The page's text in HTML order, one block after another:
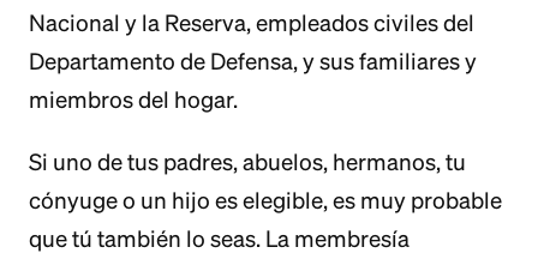
Nacional y la Reserva, empleados civiles del
Departamento de Defensa, y sus familiares y
miembros del hogar.
Si uno de tus padres, abuelos, hermanos, tu
cónyuge o un hijo es elegible, es muy probable
que tú también lo seas. La membresía